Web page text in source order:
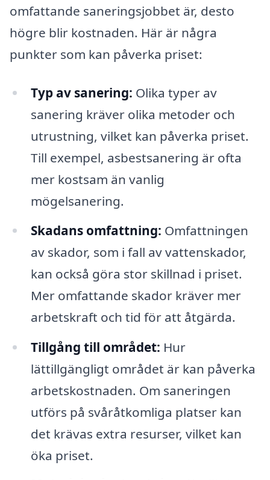
omfattande saneringsjobbet är, desto
högre blir kostnaden. Här är några
punkter som kan påverka priset:
Typ av sanering: Olika typer av
sanering kräver olika metoder och
utrustning, vilket kan påverka priset.
Till exempel, asbestsanering är ofta
mer kostsam än vanlig
mögelsanering.
Skadans omfattning: Omfattningen
av skador, som i fall av vattenskador,
kan också göra stor skillnad i priset.
Mer omfattande skador kräver mer
arbetskraft och tid för att åtgärda.
Tillgång till området: Hur
lättillgängligt området är kan påverka
arbetskostnaden. Om saneringen
utförs på svåråtkomliga platser kan
det krävas extra resurser, vilket kan
öka priset.